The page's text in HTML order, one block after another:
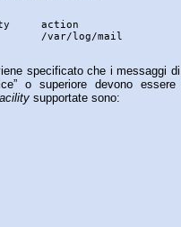
specificato che i messaggi
o superiore devono
supportate sono: